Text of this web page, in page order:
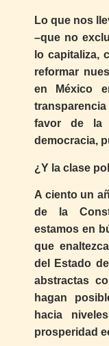
Lo que nos
–que no
lo capitaliza,
reformar
en México
favor de la
democracia,
¿Y la clase
A ciento un
de la
estamos en
que
del Estado
abstractas
hagan
hacia
prosperidad